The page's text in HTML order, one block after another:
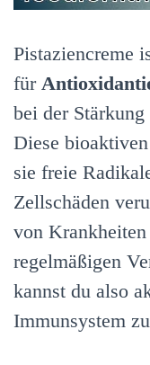
Pistaziencreme
für
bei der
Diese
sie freie
Zellschäden
von
regelmäßigen
kannst du also
Immunsystem